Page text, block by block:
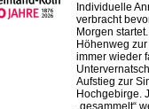
Individuelle
verbracht
Morgen
Höhenweg
immer wieder
Aufstieg zur
Hochgebirge.
„gesammelt“